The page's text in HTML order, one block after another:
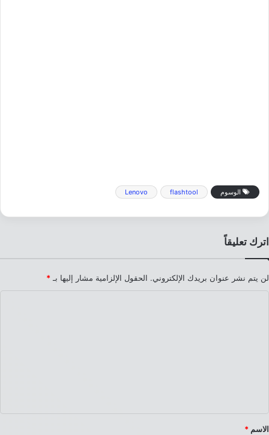
الوسوم flashtool
Lenovo
اترك تعليقاً
لن يتم نشر عنوان بريدك الإلكتروني. الحقول الإلزامية مشار إليها بـ *
*
الاسم *